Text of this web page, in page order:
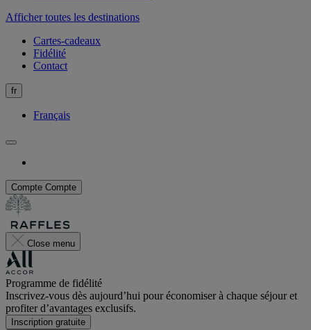
Afficher toutes les destinations
Cartes-cadeaux
Fidélité
Contact
fr
Français
Compte Compte
Close menu
Programme de fidélité
Inscrivez-vous dès aujourd’hui pour économiser à chaque séjour et
profiter d’avantages exclusifs.
Inscription gratuite